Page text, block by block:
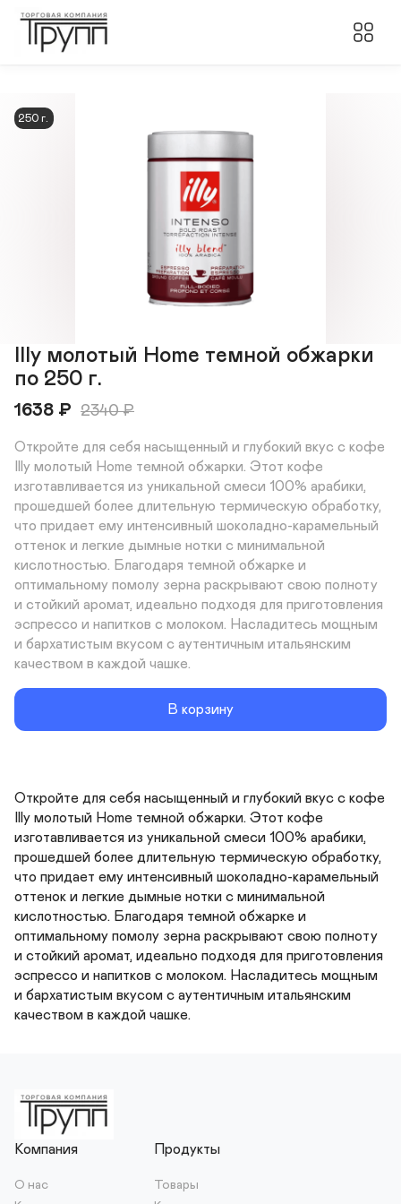
250 г.
Illy молотый Home темной обжарки
по 250 г.
1638 ₽ 2340₽
Откройте для себя насыщенный и глубокий вкус с кофе
Illy молотый Home темной обжарки. Этот кофе
изготавливается из уникальной смеси 100% арабики,
прошедшей более длительную термическую обработку,
что придает ему интенсивный шоколадно-карамельный
оттенок и легкие дымные нотки с минимальной
кислотностью. Благодаря темной обжарке и
оптимальному помолу зерна раскрывают свою полноту
и стойкий аромат, идеально подходя для приготовления
эспрессо и напитков с молоком. Насладитесь мощным
и бархатистым вкусом с аутентичным итальянским
качеством в каждой чашке.
В корзину
Откройте для себя насыщенный и глубокий вкус с кофе
Illy молотый Home темной обжарки. Этот кофе
изготавливается из уникальной смеси 100% арабики,
прошедшей более длительную термическую обработку,
что придает ему интенсивный шоколадно-карамельный
оттенок и легкие дымные нотки с минимальной
кислотностью. Благодаря темной обжарке и
оптимальному помолу зерна раскрывают свою полноту
и стойкий аромат, идеально подходя для приготовления
эспрессо и напитков с молоком. Насладитесь мощным
и бархатистым вкусом с аутентичным итальянским
качеством в каждой чашке.
Компания
О нас
Продукты
Товары